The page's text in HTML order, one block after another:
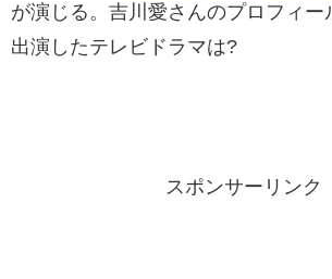
が演じる。吉川愛さんのプロフィー
出演したテレビドラマは?
スポンサーリンク